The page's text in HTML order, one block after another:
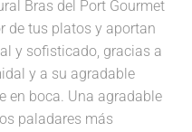
Bras del Port Gourmet
de tus platos y aportan
y sofisticado, gracias a
y a su agradable
en boca. Una agradable
paladares más